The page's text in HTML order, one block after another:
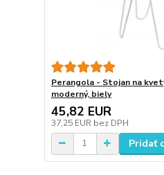
Perangola - Stojan na
moderný, biely
45,82 EUR
37,25 EUR bez DPH
Pridať